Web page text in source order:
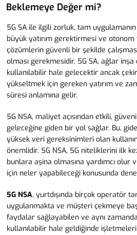
Beklemeye Değer mi?
5G SA ile ilgili zorluk, tam
büyük yatırım gerektirmesi ve
çözümlerin güvenli bir şekilde
olması gerekmesidir. 5G SA, ağlar
kullanılabilir hale gelecektir ancak
yükseltmek için gereken yatırım ve
süresi anlamına gelir.
5G NSA, maliyet açısından etkili,
geleceğine giden bir yol sağlar. Bu,
yüksek veri gereksinimleri olan
önemlidir. 5G NSA, 5G niteliklerini ilk
bunlara aşina olmasına yardımcı olur
için neler yapabileceği konusunda
5G NSA, yurtdışında birçok operatör
uygulanmakta ve müşteri çekmeye
faydalar sağlayabilen ve aynı
kullanılabilir hale geldiğinde